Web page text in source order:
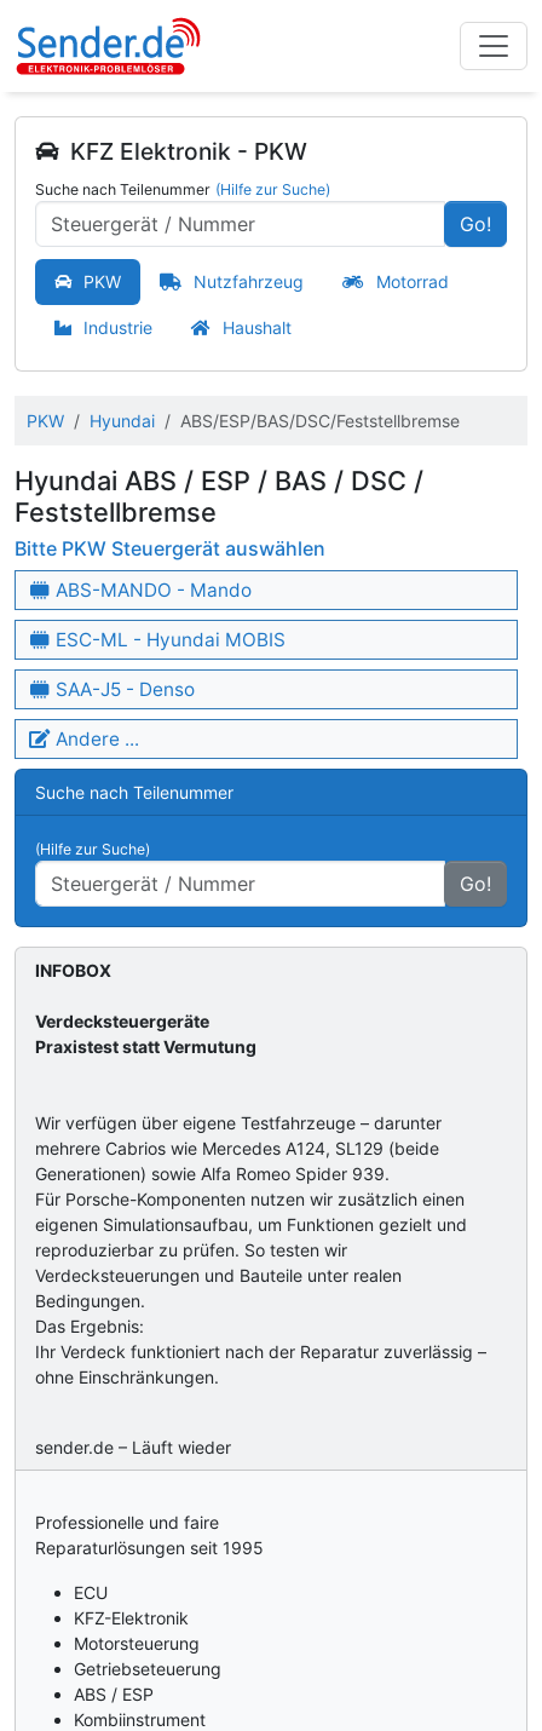
KFZ Elektronik - PKW
Suche nach Teilenummer (Hilfe zur Suche)
Go!
PKW Nutzfahrzeug Motorrad
Industrie Haushalt
PKW Hyundai ABS/ESP/BAS/DSC/Feststellbremse
Hyundai ABS / ESP / BAS / DSC /
Feststellbremse
Bitte PKW Steuergerät auswählen
ABS-MANDO - Mando
ESC-ML - Hyundai MOBIS
SAA-J5 - Denso
Andere ...
Suche nach Teilenummer
(Hilfe zur Suche)
Go!
INFOBOX
Verdecksteuergeräte
Praxistest statt Vermutung
Wir verfügen über eigene Testfahrzeuge – darunter
mehrere Cabrios wie Mercedes A124, SL129 (beide
Generationen) sowie Alfa Romeo Spider 939.
Für Porsche-Komponenten nutzen wir zusätzlich einen
eigenen Simulationsaufbau, um Funktionen gezielt und
reproduzierbar zu prüfen. So testen wir
Verdecksteuerungen und Bauteile unter realen
Bedingungen.
Das Ergebnis:
Ihr Verdeck funktioniert nach der Reparatur zuverlässig –
ohne Einschränkungen.
sender.de – Läuft wieder
Professionelle und faire
Reparaturlösungen seit 1995
ECU
KFZ-Elektronik
Motorsteuerung
Getriebseteuerung
ABS / ESP
Kombiinstrument